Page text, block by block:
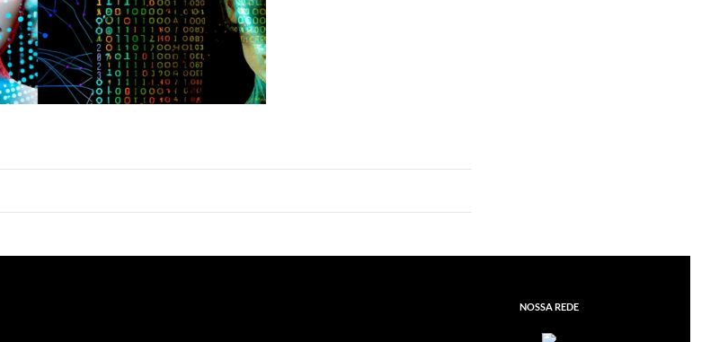
NOSSA REDE